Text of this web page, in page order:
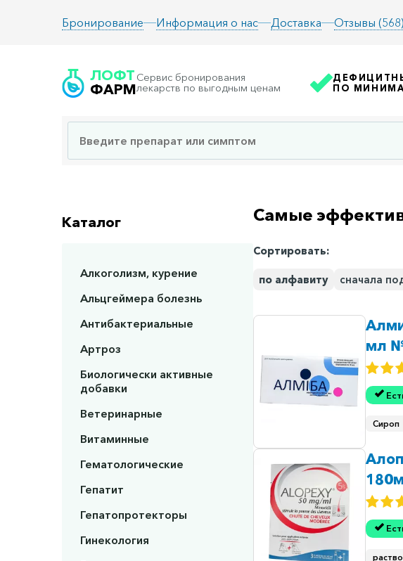
Бронирование Информация о нас Доставка Отзывы (568)
ЛОФТ
ФАРМ
Сервис бронирования
лекарств по выгодным ценам
ПО
Каталог
Алкоголизм, курение
Альцгеймера болезнь
Антибактериальные
Артроз
Биологически активные
добавки
Ветеринарные
Витаминные
Гематологические
Гепатит
Гепатопротекторы
Гинекология
Самые
Сортировать:
по алфавиту сначала
мл
Сироп